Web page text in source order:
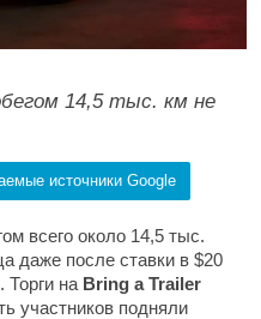
14,5 тыс. км не
источники Google
всего около 14,5 тыс.
даже после ставки в $20
Торги на Bring a Trailer
участников подняли